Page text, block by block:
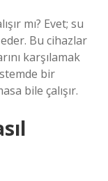
mı? Evet; su
Bu cihazlar
karşılamak
bir
bile çalışır.